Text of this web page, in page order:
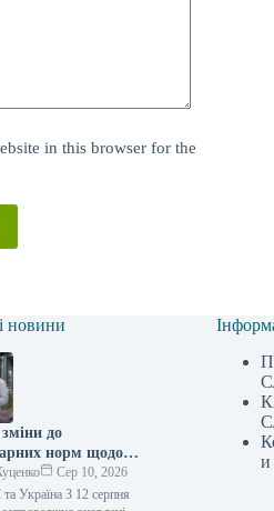
in this browser for the
новини
до
норм щодо
експортерів з
про
Сер 10, 2026
Україна З 12 серпня
и